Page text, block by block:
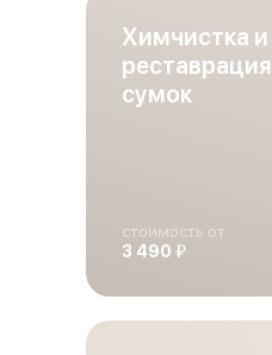
Химчистка и
реставрация
сумок
стоимость от
3 490 й